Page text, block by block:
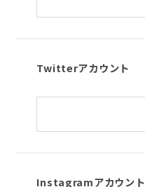
Twitterアカウント
Instagramアカウント